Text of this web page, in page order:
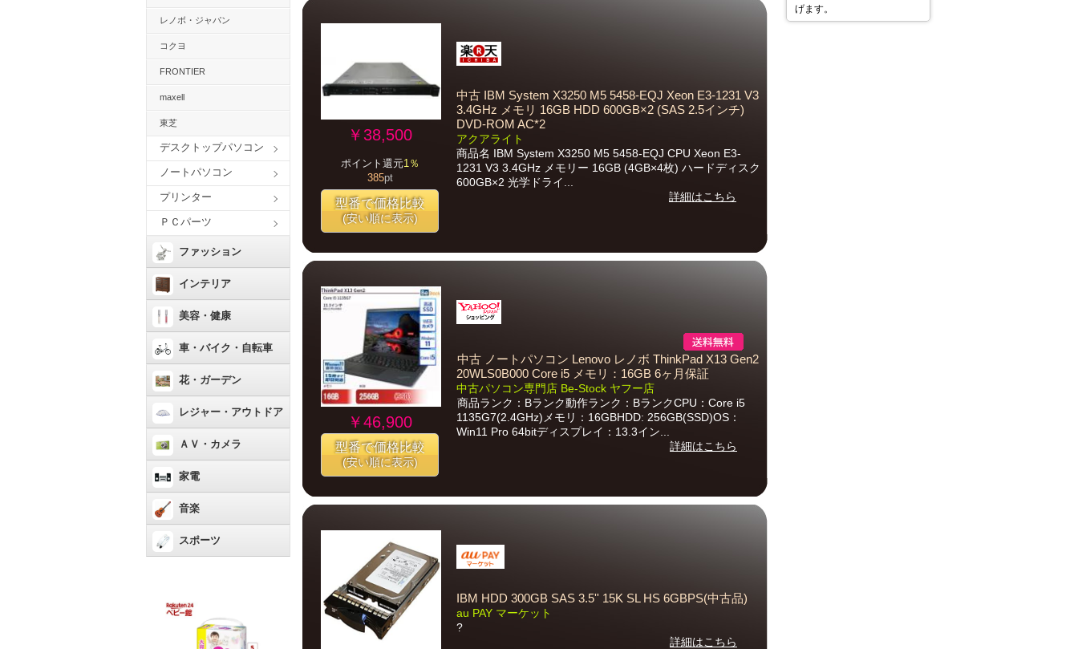
レノボ・ジャパン
コクヨ
FRONTIER
maxell
東芝
デスクトップパソコン
ノートパソコン
プリンター
ＰＣパーツ
ファッション
インテリア
美容・健康
車・バイク・自転車
花・ガーデン
レジャー・アウトドア
ＡＶ・カメラ
家電
音楽
スポーツ
￥38,500
ポイント還元1％
385pt
型番で価格比較
(安い順に表示)
中古 IBM System X3250 M5 5458-EQJ Xeon E3-1231 V3
3.4GHz メモリ 16GB HDD 600GB×2 (SAS 2.5インチ)
DVD-ROM AC*2
アクアライト
商品名 IBM System X3250 M5 5458-EQJ CPU Xeon E3-
1231 V3 3.4GHz メモリー 16GB (4GB×4枚) ハードディスク
600GB×2 光学ドライ...
詳細はこちら
￥46,900
型番で価格比較
(安い順に表示)
中古 ノートパソコン Lenovo レノボ ThinkPad X13 Gen2
20WLS0B000 Core i5 メモリ：16GB 6ヶ月保証
中古パソコン専門店 Be-Stock ヤフー店
商品ランク：Bランク動作ランク：BランクCPU：Core i5
1135G7(2.4GHz)メモリ：16GBHDD: 256GB(SSD)OS：
Win11 Pro 64bitディスプレイ：13.3イン...
詳細はこちら
IBM HDD 300GB SAS 3.5'' 15K SL HS 6GBPS(中古品)
au PAY マーケット
?
詳細はこちら
げます。